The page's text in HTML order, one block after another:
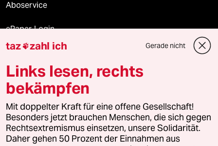
Aboservice
ePaper Login
Downloads für Abonnierende
© 2026 taz Verlags und Vertriebs GmbH
Alle Rechte vorbehalten. Bei rechtlichen Fragen oder für Genehmigungen
wenden Sie sich bitte an lizenzen@taz.de
Feedback Redaktionsstatut Kommune-Richtlinien
taz zahl ich Gerade nicht
Links lesen, rechts
bekämpfen
Mit doppelter Kraft für eine offene Gesellschaft!
Besonders jetzt brauchen Menschen, die sich gegen
Rechtsextremismus einsetzen, unsere Solidarität.
Daher gehen 50 Prozent der Einnahmen aus